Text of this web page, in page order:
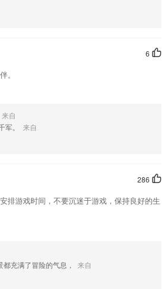
的基本需求
常的详细；
6
。
来自
。
来自
286
排游戏时间，不要沉迷于游戏，保持良好的生
充满了冒险的气息，
来自